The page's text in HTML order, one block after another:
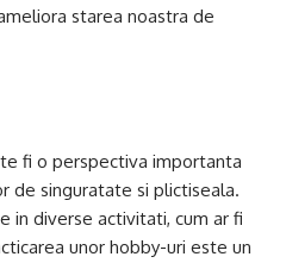
starea noastra de
fi o perspectiva importanta
de singuratate si plictiseala.
in diverse activitati, cum ar fi
unor hobby-uri este un